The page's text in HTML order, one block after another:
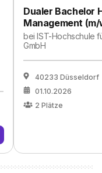
Dualer Bachelor
Management
beiIST-Hochschule
GmbH
40233 Düsseldorf
01.10.2026
2 Plätze